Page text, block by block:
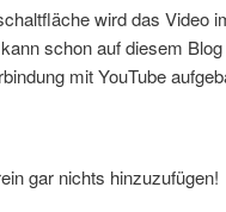
wird das Video
schon auf diesem
mit YouTube
gar nichts hinzuzufügen!